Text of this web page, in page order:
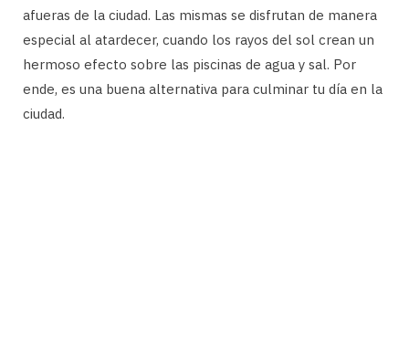
afueras de la ciudad. Las mismas se disfrutan de manera
especial al atardecer, cuando los rayos del sol crean un
hermoso efecto sobre las piscinas de agua y sal. Por
ende, es una buena alternativa para culminar tu día en la
ciudad.